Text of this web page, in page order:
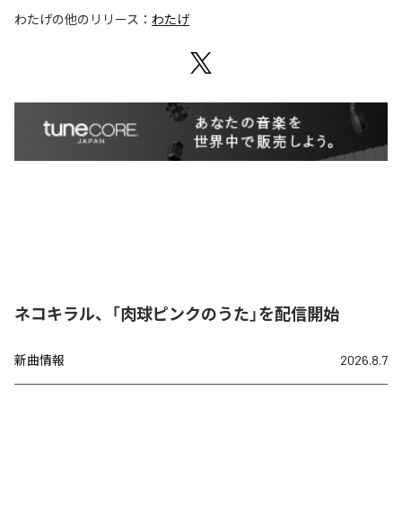
わたげの他のリリース： わたげ
ネコキラル、「肉球ピンクのうた」を配信開始
新曲情報 2026.8.7